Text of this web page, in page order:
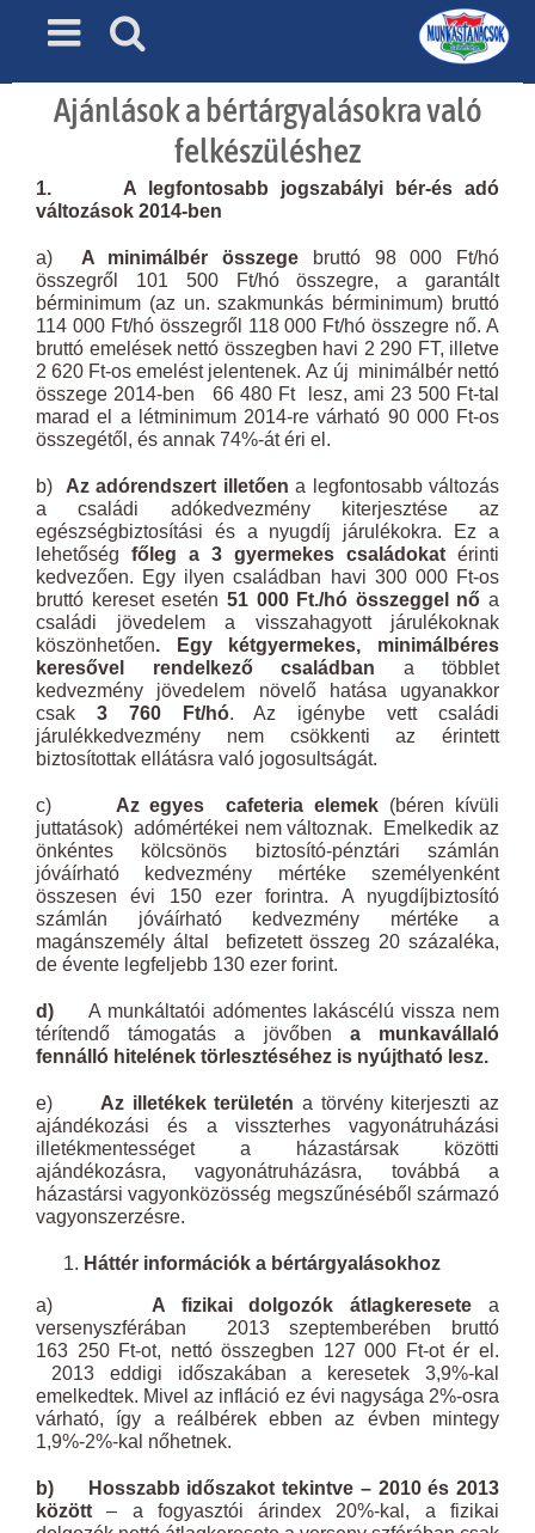
Ajánlások a bértárgyalásokra való
felkészüléshez
1. A legfontosabb jogszabályi bér-és adó
változások 2014-ben
a) A minimálbér összege bruttó 98 000 Ft/hó
összegről 101 500 Ft/hó összegre, a garantált
bérminimum (az un. szakmunkás bérminimum) bruttó
114 000 Ft/hó összegről 118 000 Ft/hó összegre nő. A
bruttó emelések nettó összegben havi 2 290 FT, illetve
2 620 Ft-os emelést jelentenek. Az új minimálbér nettó
összege 2014-ben 66 480 Ft lesz, ami 23 500 Ft-tal
marad el a létminimum 2014-re várható 90 000 Ft-os
összegétől, és annak 74%-át éri el.
b) Az adórendszert illetően a legfontosabb változás
a családi adókedvezmény kiterjesztése az
egészségbiztosítási és a nyugdíj járulékokra. Ez a
lehetőség főleg a 3 gyermekes családokat érinti
kedvezően. Egy ilyen családban havi 300 000 Ft-os
bruttó kereset esetén 51 000 Ft./hó összeggel nő a
családi jövedelem a visszahagyott járulékoknak
köszönhetően. Egy kétgyermekes, minimálbéres
keresővel rendelkező családban a többlet
kedvezmény jövedelem növelő hatása ugyanakkor
csak 3 760 Ft/hó. Az igénybe vett családi
járulékkedvezmény nem csökkenti az érintett
biztosítottak ellátásra való jogosultságát.
c) Az egyes cafeteria elemek (béren kívüli
juttatások) adómértékei nem változnak. Emelkedik az
önkéntes kölcsönös biztosító-pénztári számlán
jóváírható kedvezmény mértéke személyenként
összesen évi 150 ezer forintra. A nyugdíjbiztosító
számlán jóváírható kedvezmény mértéke a
magánszemély által befizetett összeg 20 százaléka,
de évente legfeljebb 130 ezer forint.
d) A munkáltatói adómentes lakáscélú vissza nem
térítendő támogatás a jövőben a munkavállaló
fennálló hitelének törlesztéséhez is nyújtható lesz.
e) Az illetékek területén a törvény kiterjeszti az
ajándékozási és a visszterhes vagyonátruházási
illetékmentességet a házastársak közötti
ajándékozásra, vagyonátruházásra, továbbá a
házastársi vagyonközösség megszűnéséből származó
vagyonszerzésre.
Háttér információk a bértárgyalásokhoz
a) A fizikai dolgozók átlagkeresete a
versenyszférában 2013 szeptemberében bruttó
163 250 Ft-ot, nettó összegben 127 000 Ft-ot ér el.
2013 eddigi időszakában a keresetek 3,9%-kal
emelkedtek. Mivel az infláció ez évi nagysága 2%-osra
várható, így a reálbérek ebben az évben mintegy
1,9%-2%-kal nőhetnek.
b)
Hosszabb időszakot tekintve – 2010 és 2013
között– a fogyasztói árindex 20%-kal, a fizikai